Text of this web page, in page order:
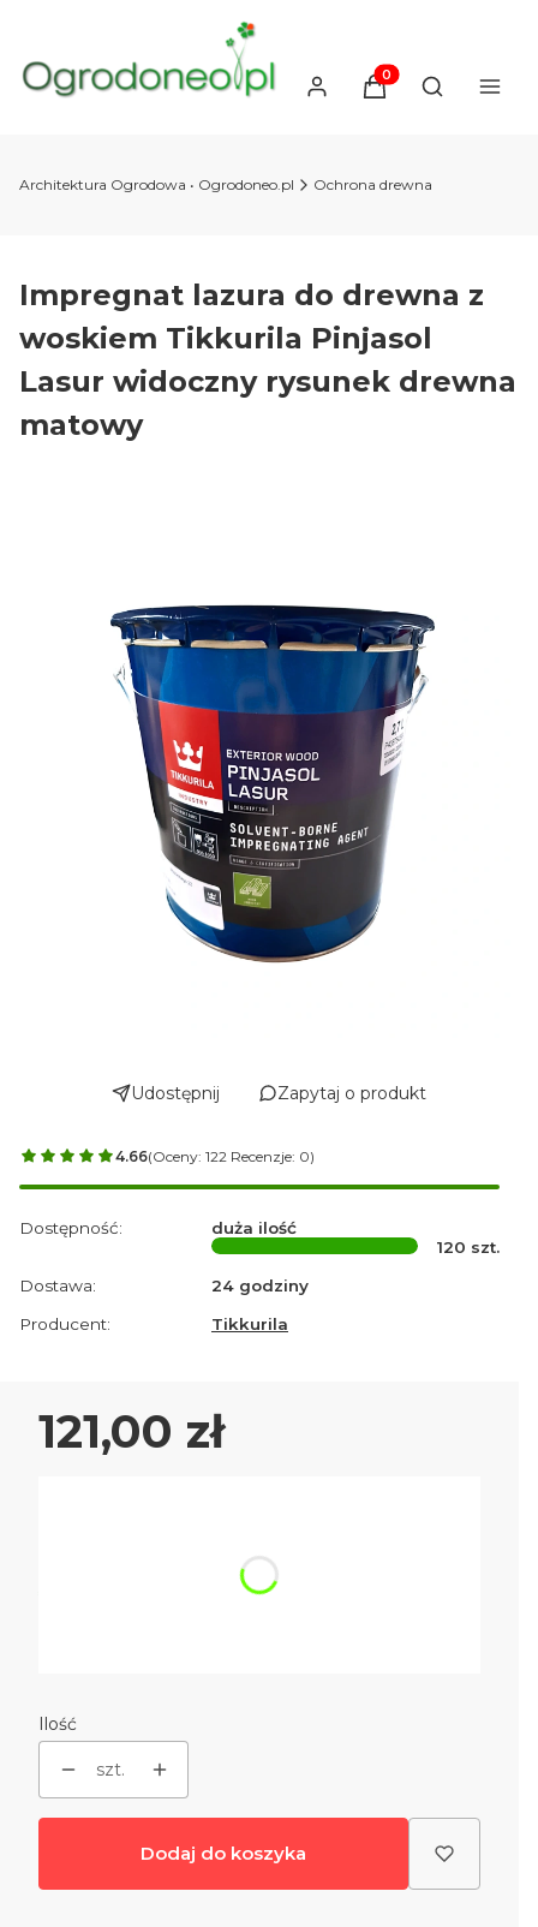
Produkty w
Otwórz
Architektura Ogrodowa • Ogrodoneo.pl Ochrona drewna
Impregnat lazura do drewna z
woskiem Tikkurila Pinjasol
Lasur widoczny rysunek drewna
matowy
Udostępnij Zapytaj o produkt
4.66(Oceny: 122 Recenzje: 0)
Dostępność:
duża ilość
120 szt.
Dostawa:
24 godziny
Producent:
Tikkurila
Cena
121,00 zł
Ilość
szt.
Dodaj do koszyka